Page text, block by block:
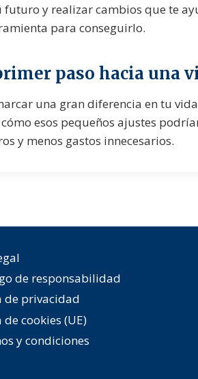
y realizar cambios que te
para conseguirlo.
paso hacia una
una gran diferencia en tu
esos pequeños ajustes
y menos gastos innecesarios.
de responsabilidad
de privacidad
cookies (UE)
y condiciones